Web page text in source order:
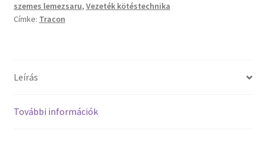
szemes lemezsaru, Vezeték kötéstechnika
Címke: Tracon
Leírás
További információk